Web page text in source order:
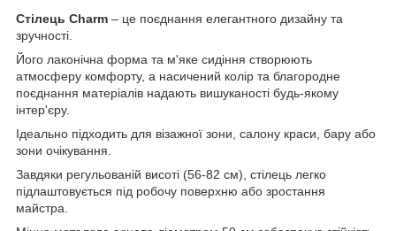
Стілець Charm – це поєднання елегантного дизайну та
зручності.
Його лаконічна форма та м'яке сидіння створюють
атмосферу комфорту, а насичений колір та благородне
поєднання матеріалів надають вишуканості будь-якому
інтер'єру.
Ідеально підходить для візажної зони, салону краси, бару або
зони очікування.
Завдяки регульованій висоті (56-82 см), стілець легко
підлаштовується під робочу поверхню або зростання
майстра.